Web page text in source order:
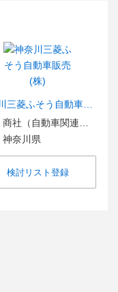
神奈川県
検討リスト登録